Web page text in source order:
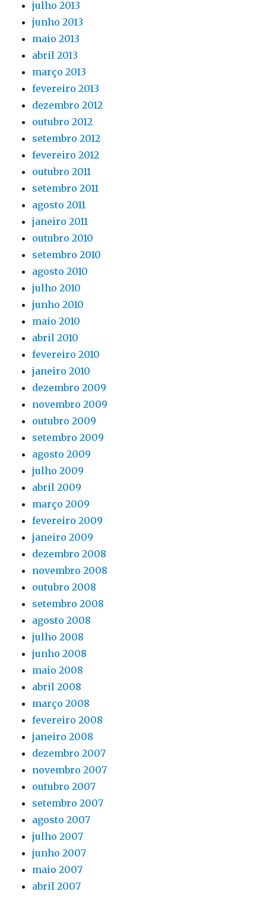
julho 2013
junho 2013
maio 2013
abril 2013
março 2013
fevereiro 2013
dezembro 2012
outubro 2012
setembro 2012
fevereiro 2012
outubro 2011
setembro 2011
agosto 2011
janeiro 2011
outubro 2010
setembro 2010
agosto 2010
julho 2010
junho 2010
maio 2010
abril 2010
fevereiro 2010
janeiro 2010
dezembro 2009
novembro 2009
outubro 2009
setembro 2009
agosto 2009
julho 2009
abril 2009
março 2009
fevereiro 2009
janeiro 2009
dezembro 2008
novembro 2008
outubro 2008
setembro 2008
agosto 2008
julho 2008
junho 2008
maio 2008
abril 2008
março 2008
fevereiro 2008
janeiro 2008
dezembro 2007
novembro 2007
outubro 2007
setembro 2007
agosto 2007
julho 2007
junho 2007
maio 2007
abril 2007